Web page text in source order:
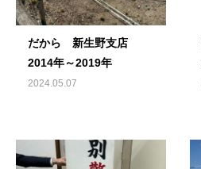
だから 新生野支店
2014年～2019年
2024.05.07